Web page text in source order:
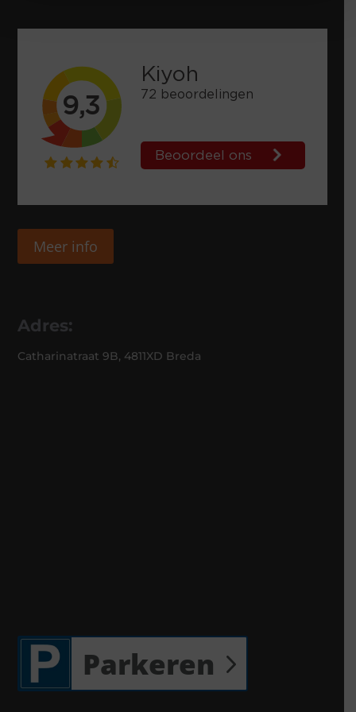
Meer info
Adres:
Catharinatraat 9B, 4811XD Breda
Parkeren